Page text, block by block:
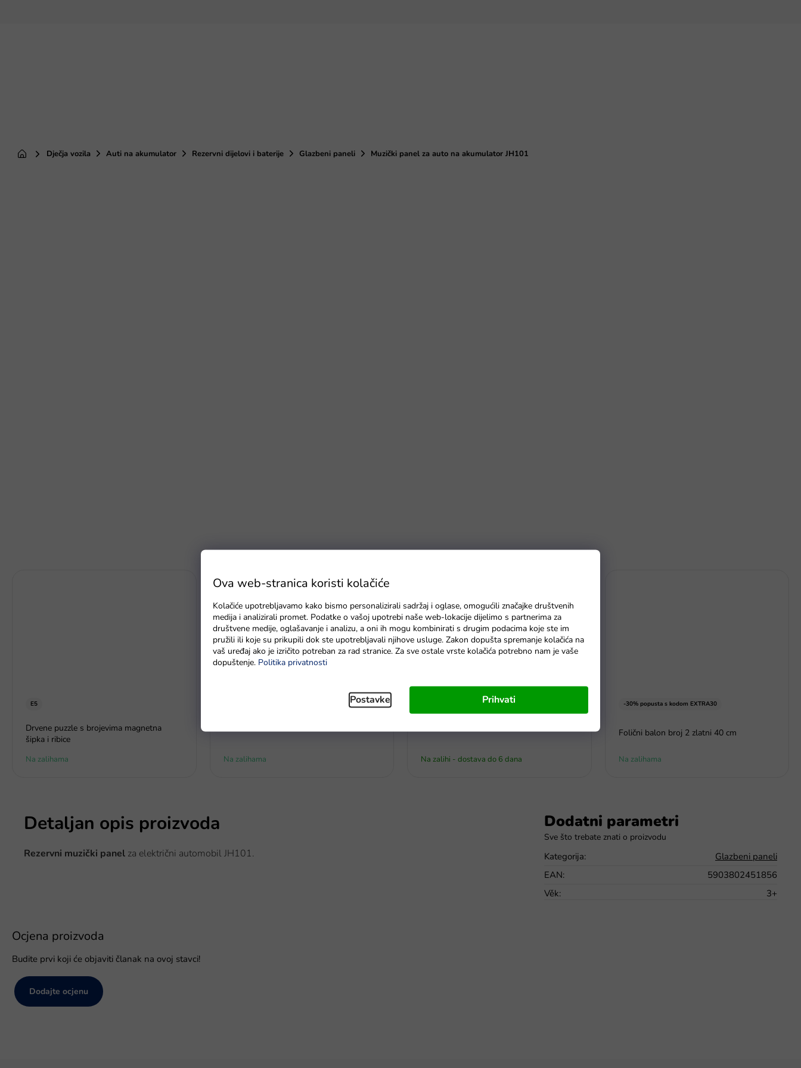
Ova web-stranica koristi kolačiće
Kolačiće upotrebljavamo kako bismo personalizirali sadržaj i oglase, omogućili značajke društvenih
medija i analizirali promet. Podatke o vašoj upotrebi naše web-lokacije dijelimo s partnerima za
društvene medije, oglašavanje i analizu, a oni ih mogu kombinirati s drugim podacima koje ste im
pružili ili koje su prikupili dok ste upotrebljavali njihove usluge. Zakon dopušta spremanje kolačića na
vaš uređaj ako je izričito potreban za rad stranice. Za sve ostale vrste kolačića potrebno nam je vaše
dopuštenje. Politika privatnosti
Postavke Prihvati
PočetnaDječja vozila Auti na akumulator Rezervni dijelovi i baterije Glazbeni paneli Muzički panel za auto na akumulator JH101
E5
Drvene puzzle s brojevima magnetna
šipka i ribice
Na zalihama Na zalihama Na zalihi - dostava do 6 dana
-30% popusta s kodom EXTRA30
Folični balon broj 2 zlatni 40 cm
Na zalihama
Detaljan opis proizvoda
Rezervni muzički panel za električni automobil JH101.
Dodatni parametri
Kategorija:
Glazbeni paneli
EAN:
5903802451856
Věk: 3+
Ocjena proizvoda
Budite prvi koji će objaviti članak na ovoj stavci!
Dodajte ocjenu